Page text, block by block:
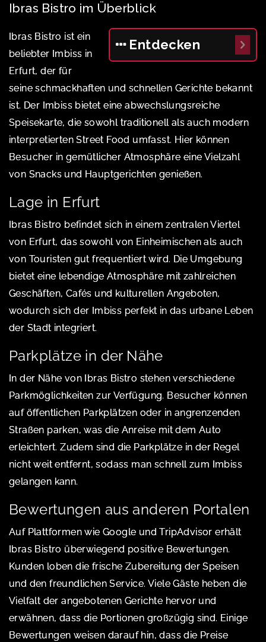
Ibras Bistro im Überblick
Entdecken
Ibras Bistro ist ein
beliebter Imbiss in
Erfurt, der für
seine schmackhaften und schnellen Gerichte bekannt
ist. Der Imbiss bietet eine abwechslungsreiche
Speisekarte, die sowohl traditionell als auch modern
interpretierten Street Food umfasst. Hier können
Besucher in gemütlicher Atmosphäre eine Vielzahl
von Snacks und Hauptgerichten genießen.
Lage in Erfurt
Ibras Bistro befindet sich in einem zentralen Viertel
von Erfurt, das sowohl von Einheimischen als auch
von Touristen gut frequentiert wird. Die Umgebung
bietet eine lebendige Atmosphäre mit zahlreichen
Geschäften, Cafés und kulturellen Angeboten,
wodurch sich der Imbiss perfekt in das urbane Leben
der Stadt integriert.
Parkplätze in der Nähe
In der Nähe von Ibras Bistro stehen verschiedene
Parkmöglichkeiten zur Verfügung. Besucher können
auf öffentlichen Parkplätzen oder in angrenzenden
Straßen parken, was die Anreise mit dem Auto
erleichtert. Zudem sind die Parkplätze in der Regel
nicht weit entfernt, sodass man schnell zum Imbiss
gelangen kann.
Bewertungen aus anderen Portalen
Auf Plattformen wie Google und TripAdvisor erhält
Ibras Bistro überwiegend positive Bewertungen.
Kunden loben die frische Zubereitung der Speisen
und den freundlichen Service. Viele Gäste heben die
Vielfalt der angebotenen Gerichte hervor und
erwähnen, dass die Portionen großzügig sind. Einige
Bewertungen weisen darauf hin, dass die Preise